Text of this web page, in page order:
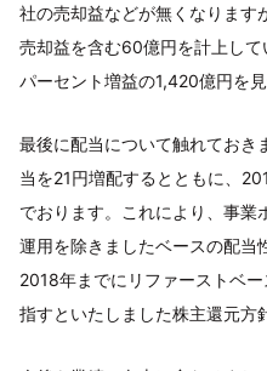
社の売却益などが無くなります
売却益を含む60億円を計上し
パーセント増益の1,420億円を見
最後に配当について触れておき
当を21円増配するとともに、
でおります。これにより、事業
運用を除きましたベースの配当
2018年までにリファーストベ
指すといたしました株主還元方